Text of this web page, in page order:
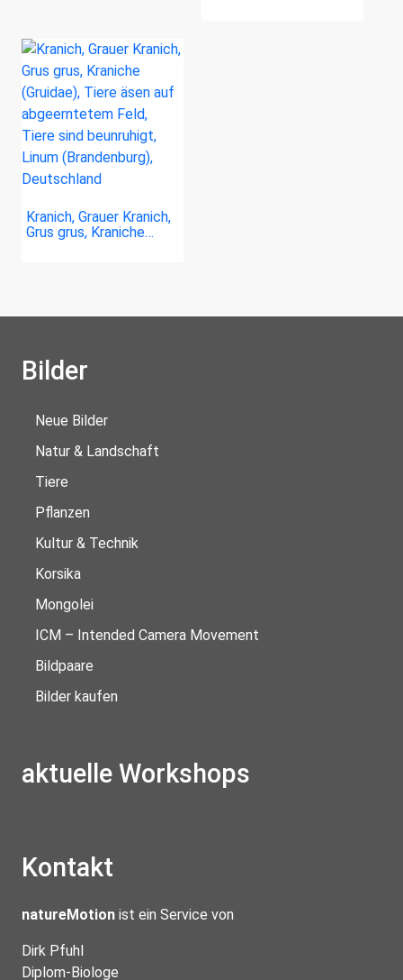
Kranich, Grauer Kranich,
Grus grus, Kraniche…
Bilder
Neue Bilder
Natur & Landschaft
Tiere
Pflanzen
Kultur & Technik
Korsika
Mongolei
ICM – Intended Camera Movement
Bildpaare
Bilder kaufen
aktuelle Workshops
Kontakt
natureMotion ist ein Service von
Dirk Pfuhl
Diplom-Biologe